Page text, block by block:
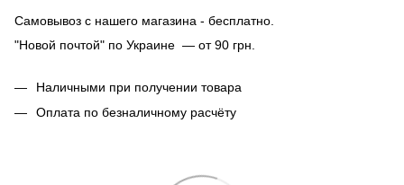
Самовывоз с нашего магазина - бесплатно.
"Новой почтой" по Украине — от 90 грн.
Наличными при получении товара
Оплата по безналичному расчёту